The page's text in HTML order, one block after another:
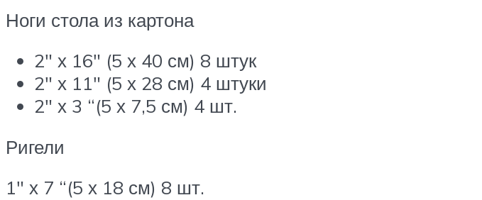
Ноги стола из картона
2″ х 16″ (5 х 40 см) 8 штук
2″ х 11″ (5 х 28 см) 4 штуки
2″ х 3 “(5 х 7,5 см) 4 шт.
Ригели
1″ х 7 “(5 х 18 см) 8 шт.